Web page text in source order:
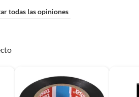
todas las opiniones